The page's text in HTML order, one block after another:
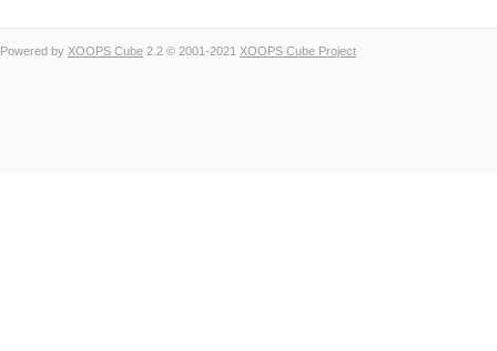
Powered by XOOPS Cube 2.2 © 2001-2021 XOOPS Cube Project